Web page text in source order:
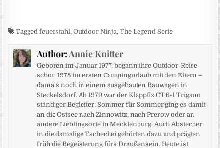
Taggedfeuerstahl ,Outdoor Ninja,The Legend Serie
Author:Annie Knitter
Geboren im Januar 1977, begann ihre Outdoor-Reise
schon 1978 im ersten Campingurlaub mit den Eltern –
damals noch in einem ausgebauten Bauwagen in
Steckelsdorf. Ab 1979 war der Klappfix CT 6-1 Trigano
ständiger Begleiter: Sommer für Sommer ging es damit
an die Ostsee nach Zinnowitz, nach Prerow oder an
andere Lieblingsorte in Mecklenburg. Auch Abstecher
in die damalige Tschechei gehörten dazu und prägten
früh die Begeisterung fürs Draußensein. Heute ist